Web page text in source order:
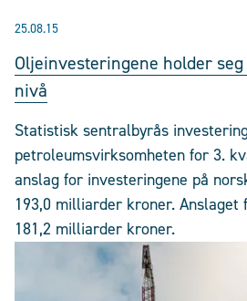
25.08.15
Oljeinvesteringene holder
nivå
Statistisk sentralbyrås
petroleumsvirksomheten for 3.
anslag for investeringene på
193,0 milliarder kroner. Anslaget
181,2 milliarder kroner.